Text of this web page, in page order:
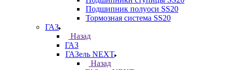
Подшипник полуоси SS20
Тормозная система SS20
ГАЗ
Назад
ГАЗ
ГАЗель NEXT
Назад